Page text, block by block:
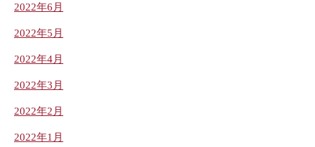
2022年6月
2022年5月
2022年4月
2022年3月
2022年2月
2022年1月